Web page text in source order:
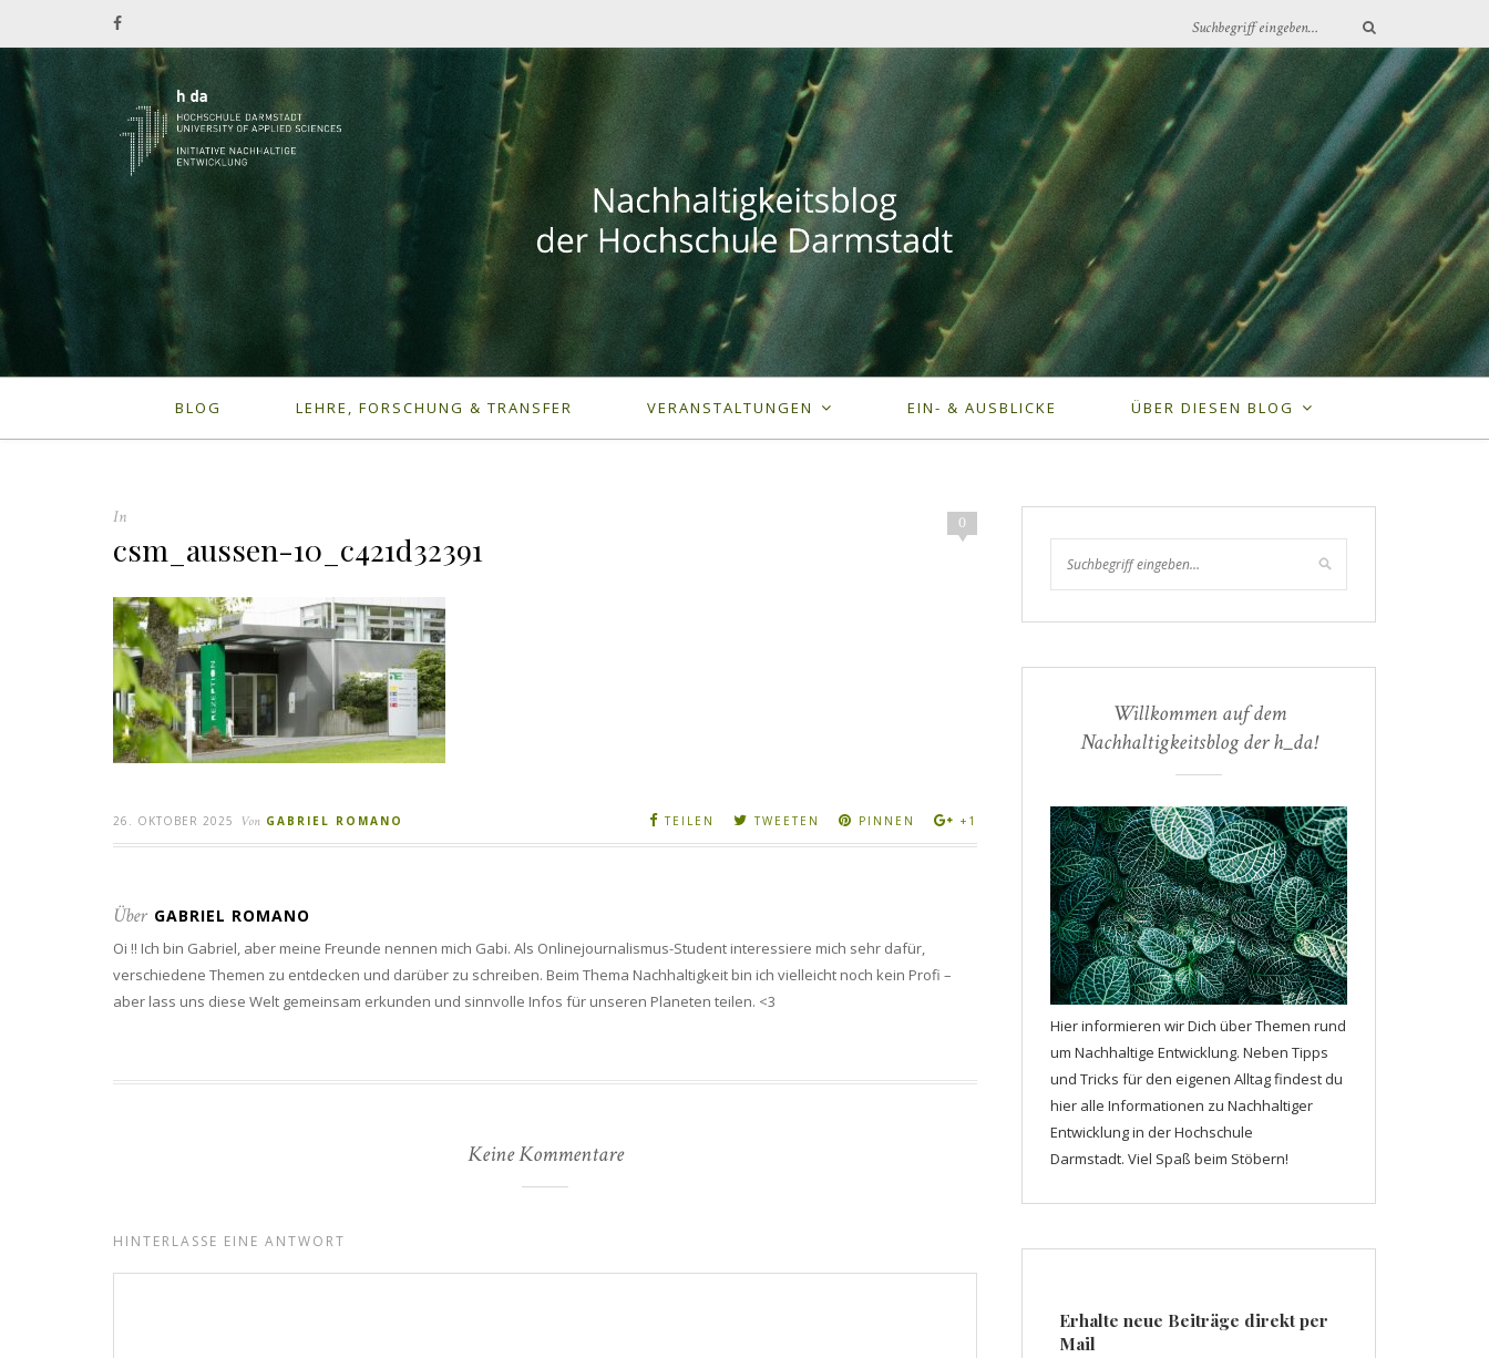
BLOG LEHRE, FORSCHUNG & TRANSFER VERANSTALTUNGEN EIN- & AUSBLICKE ÜBER DIESEN BLOG
0
In
csm_aussen-10_c421d32391
26. OKTOBER 2025 Von GABRIEL ROMANO TEILEN TWEETEN PINNEN +1
Über GABRIEL ROMANO
Oi !! Ich bin Gabriel, aber meine Freunde nennen mich Gabi. Als Onlinejournalismus-Student interessiere mich sehr dafür,
verschiedene Themen zu entdecken und darüber zu schreiben. Beim Thema Nachhaltigkeit bin ich vielleicht noch kein Profi –
aber lass uns diese Welt gemeinsam erkunden und sinnvolle Infos für unseren Planeten teilen. <3
Keine Kommentare
HINTERLASSE EINE ANTWORT
Willkommen auf dem
Nachhaltigkeitsblog der h_da!
Hier informieren wir Dich über Themen rund
um Nachhaltige Entwicklung. Neben Tipps
und Tricks für den eigenen Alltag findest du
hier alle Informationen zu Nachhaltiger
Entwicklung in der Hochschule
Darmstadt. Viel Spaß beim Stöbern!
Erhalte neue Beiträge direkt per
Mail